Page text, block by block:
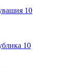
10
10